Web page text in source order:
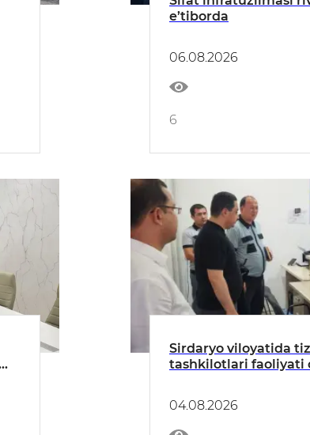
e’tiborda
06.08.2026
6
Sirdaryo viloyatida
tashkilotlari faoliyati
04.08.2026